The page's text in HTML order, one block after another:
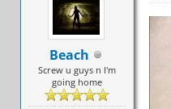
Beach
Screw u guys n I'm
going home